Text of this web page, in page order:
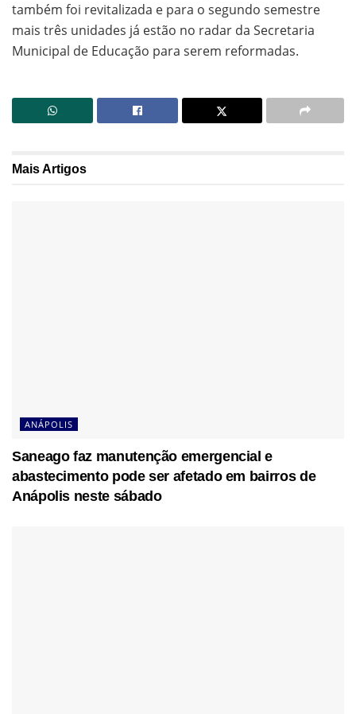
também foi revitalizada e para o segundo semestre
mais três unidades já estão no radar da Secretaria
Municipal de Educação para serem reformadas.
MaisArtigos
ANÁPOLIS
Saneago faz manutenção emergencial e
abastecimento pode ser afetado em bairros de
Anápolis neste sábado